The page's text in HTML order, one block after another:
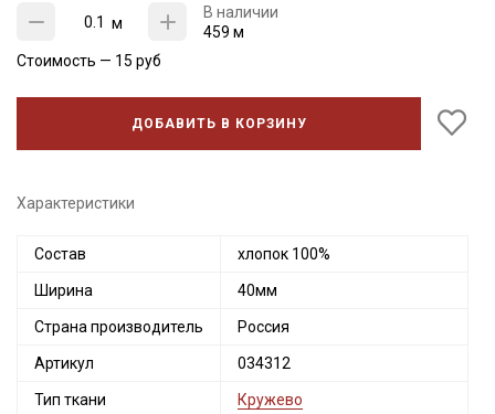
м
В наличии
459 м
Стоимость — 15 руб
ДОБАВИТЬ В КОРЗИНУ
Характеристики
Состав хлопок 100%
Ширина 40мм
Страна производитель Россия
Артикул 034312
Тип ткани Кружево